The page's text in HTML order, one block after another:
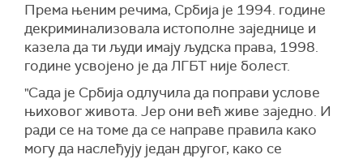
Према њеним речима, Србија је 1994. године
декриминализовала истополне заједнице и
казела да ти људи имају људска права, 1998.
године усвојено је да ЛГБТ није болест.
"Сада је Србија одлучила да поправи услове
њиховог живота. Јер они већ живе заједно. И
ради се на томе да се направе правила како
могу да наслеђују један другог, како се